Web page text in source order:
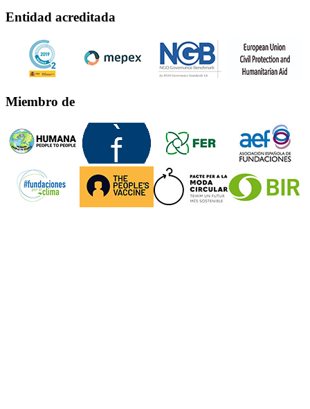
Entidad acreditada
Miembro de